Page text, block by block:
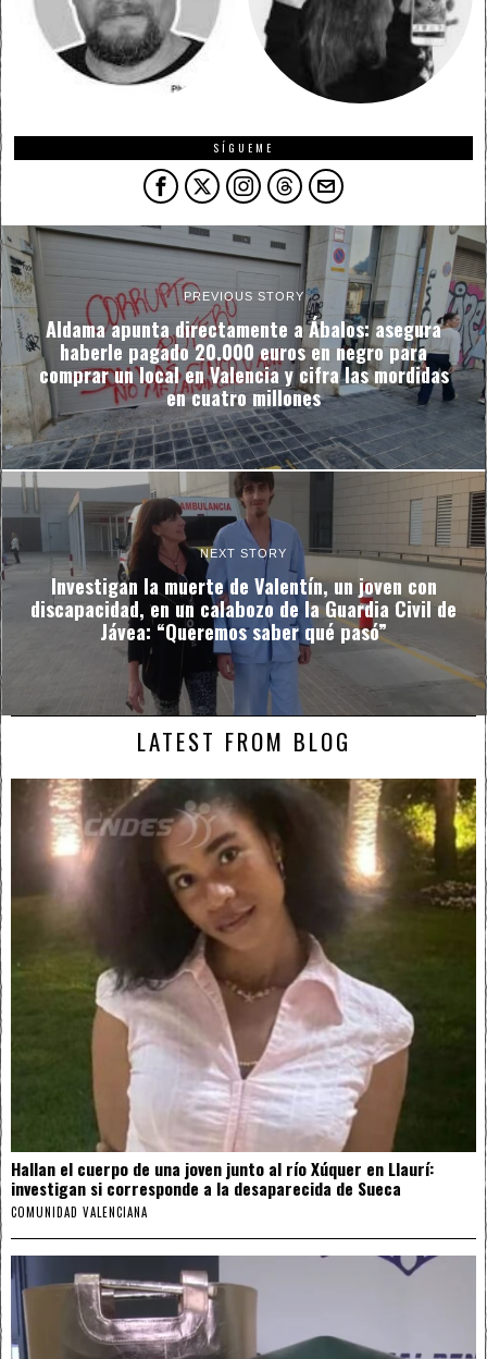
SÍGUEME
PREVIOUS STORY
Aldama apunta directamente a Ábalos: asegura
haberle pagado 20.000 euros en negro para
comprar un local en Valencia y cifra las mordidas
en cuatro millones
NEXT STORY
Investigan la muerte de Valentín, un joven con
discapacidad, en un calabozo de la Guardia Civil de
Jávea: “Queremos saber qué pasó”
LATEST FROM BLOG
Hallan el cuerpo de una joven junto al río Xúquer en Llaurí:
investigan si corresponde a la desaparecida de Sueca
COMUNIDAD VALENCIANA